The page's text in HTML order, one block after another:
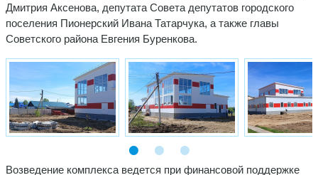
Дмитрия Аксенова, депутата Совета депутатов городского
поселения Пионерский Ивана Татарчука, а также главы
Советского района Евгения Буренкова.
Возведение комплекса ведется при финансовой поддержке